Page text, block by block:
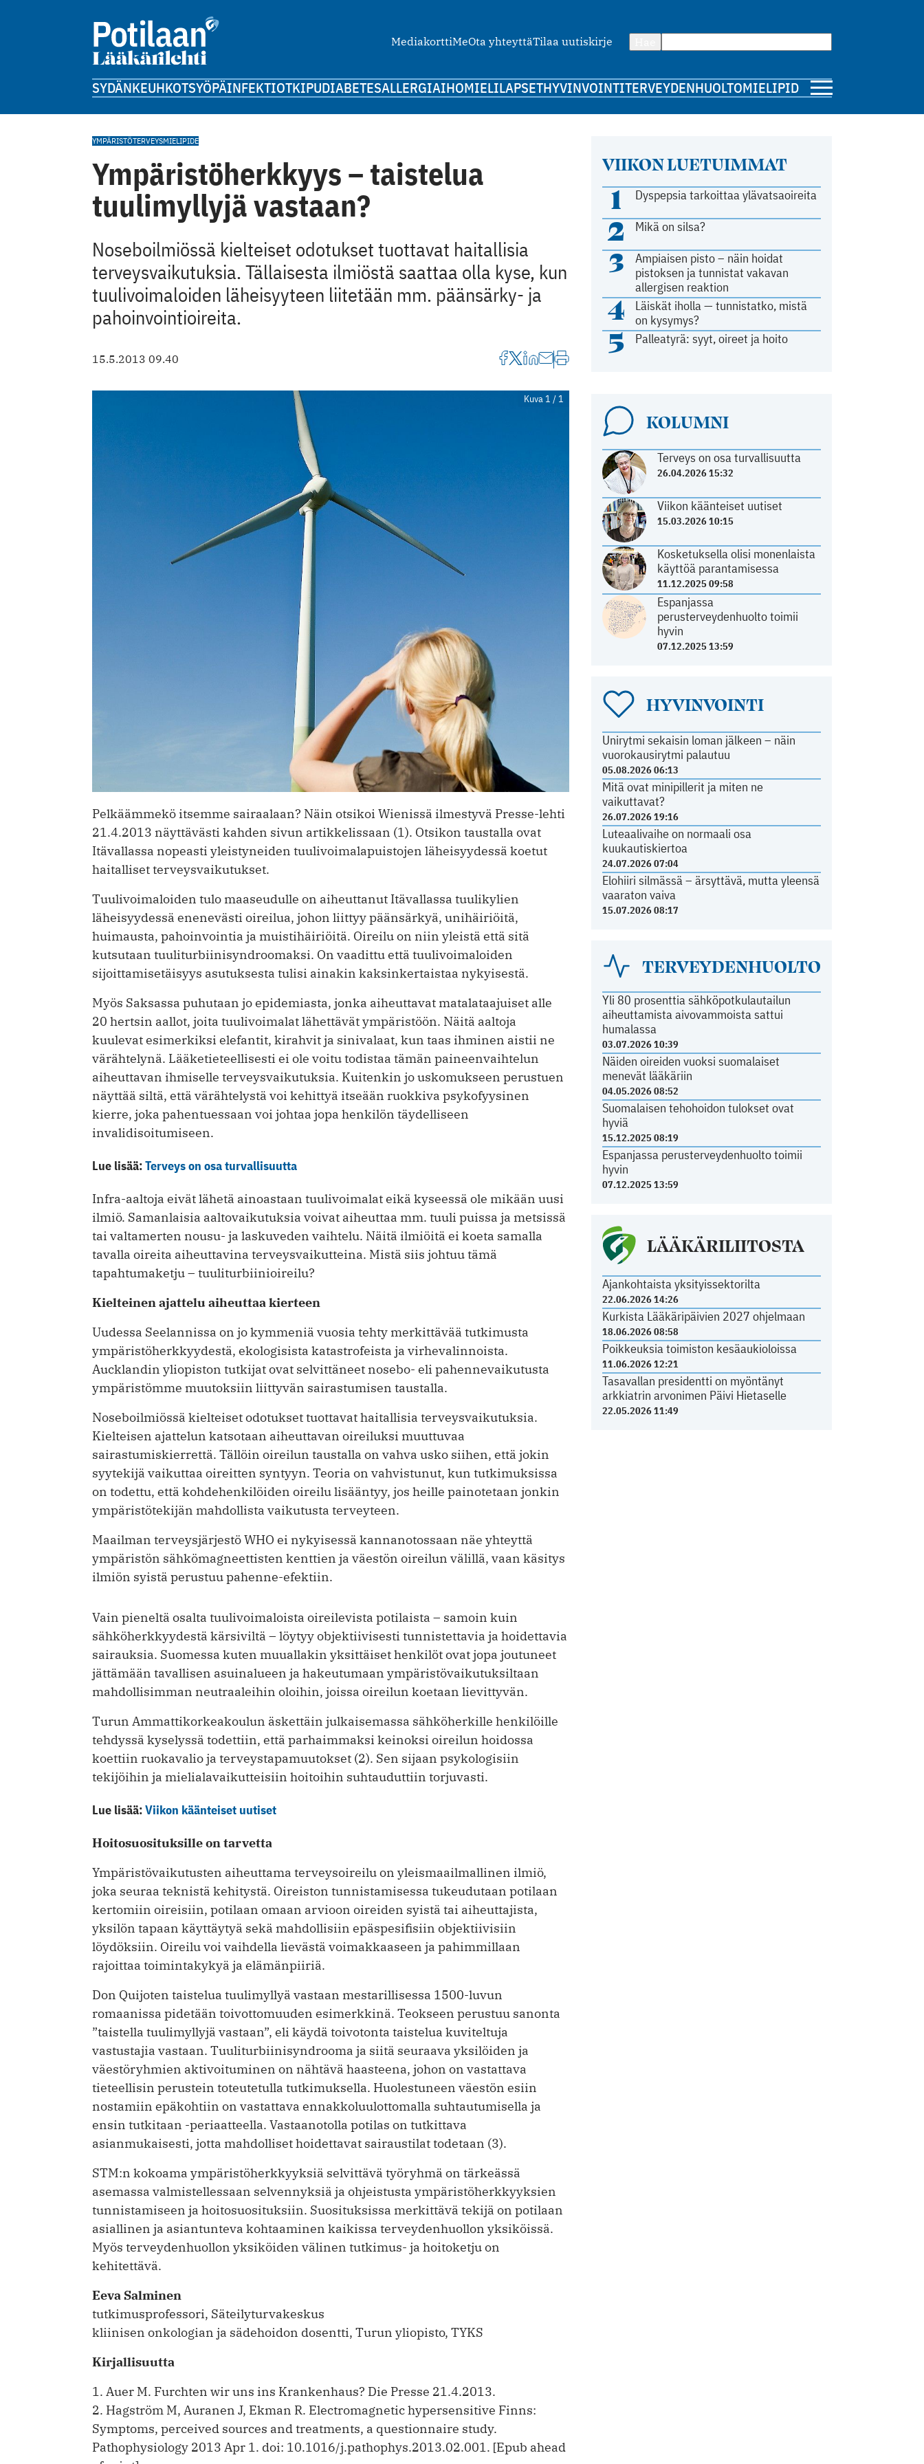
MediakorttiMeOta yhteyttäTilaa uutiskirje
SYDÄNKEUHKOTSYÖPÄINFEKTIOTKIPUDIABETESALLERGIAIHOMIELILAPSETHYVINVOINTITERVEYDENHUOLTOMIELIPIDE
VIIKON LUETUIMMAT
1 Dyspepsia tarkoittaa ylävatsaoireita
2 Mikä on silsa?
3
Ampiaisen pisto – näin hoidat
pistoksen ja tunnistat vakavan
allergisen reaktion
4
Läiskät iholla — tunnistatko, mistä
on kysymys?
5 Palleatyrä: syyt, oireet ja hoito
KOLUMNI
Terveys on osa turvallisuutta
26.04.2026 15:32
Viikon käänteiset uutiset
15.03.2026 10:15
Kosketuksella olisi monenlaista
käyttöä parantamisessa
11.12.2025 09:58
Espanjassa
perusterveydenhuolto toimii
hyvin
07.12.2025 13:59
HYVINVOINTI
Unirytmi sekaisin loman jälkeen – näin
vuorokausirytmi palautuu
05.08.2026 06:13
Mitä ovat minipillerit ja miten ne
vaikuttavat?
26.07.2026 19:16
Luteaalivaihe on normaali osa
kuukautiskiertoa
24.07.2026 07:04
Elohiiri silmässä – ärsyttävä, mutta yleensä
vaaraton vaiva
15.07.2026 08:17
TERVEYDENHUOLTO
Yli 80 prosenttia sähköpotkulautailun
aiheuttamista aivovammoista sattui
humalassa
03.07.2026 10:39
Näiden oireiden vuoksi suomalaiset
menevät lääkäriin
04.05.2026 08:52
Suomalaisen tehohoidon tulokset ovat
hyviä
15.12.2025 08:19
Espanjassa perusterveydenhuolto toimii
hyvin
07.12.2025 13:59
LÄÄKÄRILIITOSTA
Ajankohtaista yksityissektorilta
22.06.2026 14:26
Kurkista Lääkäripäivien 2027 ohjelmaan
18.06.2026 08:58
Poikkeuksia toimiston kesäaukioloissa
11.06.2026 12:21
Tasavallan presidentti on myöntänyt
arkkiatrin arvonimen Päivi Hietaselle
22.05.2026 11:49
YMPÄRISTÖTERVEYSMIELIPIDE
Ympäristöherkkyys – taistelua
tuulimyllyjä vastaan?
Noseboilmiössä kielteiset odotukset tuottavat haitallisia
terveys­vaikutuksia. Tällaisesta ilmiöstä saattaa olla kyse, kun
tuuli­voimaloiden läheisyyteen liitetään mm. päänsärky- ja
pahoin­vointioireita.
15.5.2013 09.40
Kuva 1 / 1
Pelkäämmekö itsemme sairaalaan? Näin otsikoi Wienissä ilmestyvä Presse-lehti
21.4.2013 näyttävästi kahden sivun artikkelissaan (1). Otsikon taustalla ovat
Itävallassa nopeasti yleistyneiden tuulivoimalapuistojen läheisyydessä ­koetut
haitalliset terveysvaikutukset.
Tuulivoimaloiden tulo maaseudulle on ai­heuttanut Itävallassa tuulikylien
läheisyydessä enenevästi oireilua, johon liittyy päänsärkyä, unihäiriöitä,
huimausta, pahoinvointia ja muistihäiriöitä. Oireilu on niin yleistä että sitä
kutsutaan tuuliturbiinisyndroomaksi. On vaadittu ­että tuulivoimaloiden
sijoittamisetäisyys asutuksesta tulisi ainakin kaksinkertaistaa nykyisestä.
Myös Saksassa puhutaan jo epidemiasta, jonka aiheuttavat matalataajuiset alle
20 hertsin aallot, joita tuulivoimalat lähettävät ympäristöön. Näitä aaltoja
kuulevat esimerkiksi elefantit, kirahvit ja sinivalaat, kun taas ihminen aistii ne
värähtelynä. Lääketieteellisesti ei ole voitu todistaa tämän paineenvaihtelun
aiheuttavan ihmiselle terveysvaikutuksia. Kuitenkin jo uskomukseen perustuen
näyttää siltä, että värähtelystä voi kehittyä itseään ruokkiva psykofyysinen
kierre, joka pahentuessaan voi johtaa jopa henkilön täydelliseen
invalidisoitumiseen.
Lue lisää:Terveys on osa turvallisuutta
Infra-aaltoja eivät lähetä ainoastaan tuulivoimalat eikä kyseessä ole mikään uusi
ilmiö. Samanlaisia aaltovaikutuksia voivat aiheuttaa mm. tuuli puissa ja metsissä
tai valtamerten nousu- ja laskuveden vaihtelu. Näitä ilmiöitä ei koeta samalla
tavalla oireita aiheuttavina terveysvaikutteina. Mistä siis johtuu tämä
tapahtumaketju – tuuliturbiinioireilu?
Kielteinen ajattelu aiheuttaa kierteen
Uudessa Seelannissa on jo kymmeniä vuosia tehty merkittävää tutkimusta
ympäristöherkkyydestä, ekologisista katastrofeista ja virhevalinnoista.
Aucklandin yliopiston tutkijat ovat selvittäneet nosebo- eli pahennevaikutusta
ympäristömme muutoksiin liittyvän sairastumisen taustalla.
Noseboilmiössä kielteiset odotukset tuottavat haitallisia terveysvaikutuksia.
Kielteisen ajattelun katsotaan aiheuttavan oireiluksi muuttuvaa
sairastumiskierrettä. Tällöin oireilun taustalla on vahva usko siihen, että jokin
syytekijä vaikuttaa oireitten syntyyn. Teoria on vahvistunut, kun tutkimuksissa
on todettu, että kohdehenkilöiden oireilu lisääntyy, jos heille painotetaan jonkin
ympäristötekijän mahdollista vaikutusta terveyteen.
Maailman terveysjärjestö WHO ei nykyisessä kannanotossaan näe yhteyttä
ympäristön sähkömagneettisten kenttien ja väestön oireilun välillä, vaan käsitys
ilmiön syistä perustuu pahenne-efektiin.
Vain pieneltä osalta tuulivoimaloista oireilevista potilaista – samoin kuin
sähköherkkyydestä kärsiviltä – löytyy objektiivisesti tunnistettavia ja hoidettavia
sairauksia. Suomessa kuten muuallakin yksittäiset henkilöt ovat jopa joutuneet
jättämään tavallisen asuinalueen ja hakeutumaan ympäristövaikutuksiltaan
mahdollisimman neutraaleihin oloihin, joissa oireilun koetaan lievittyvän.
Turun Ammattikorkeakoulun äskettäin julkaisemassa sähköherkille henkilöille
tehdyssä kyselyssä todettiin, että parhaimmaksi keinoksi oireilun hoidossa
koettiin ruokavalio ja terveystapamuutokset (2). Sen sijaan psykologisiin
tekijöihin ja mielialavaikutteisiin hoitoihin suhtauduttiin torjuvasti.
Lue lisää:Viikon käänteiset uutiset
Hoitosuosituksille on tarvetta
Ympäristövaikutusten aiheuttama terveysoireilu on yleismaailmallinen ilmiö,
joka seuraa teknistä kehitystä. Oireiston tunnistamisessa tukeudutaan potilaan
kertomiin oireisiin, potilaan omaan arvioon oireiden syistä tai aiheuttajista,
yksilön tapaan käyttäytyä sekä mahdollisiin epäspesifisiin objektiivisiin
löydöksiin. Oireilu voi vaihdella lievästä voimakkaaseen ja pahimmillaan
rajoittaa toimintakykyä ja elämänpiiriä.
Don Quijoten taistelua tuulimyllyä vastaan mestarillisessa 1500-luvun
romaanissa pidetään toivottomuuden esimerkkinä. Teokseen perustuu sanonta
”taistella tuulimyllyjä vastaan”, eli käydä toivotonta taistelua kuviteltuja
vastustajia vastaan. Tuuliturbiinisyndrooma ja siitä seuraava yksilöiden ja
väestöryhmien aktivoituminen on nähtävä haasteena, johon on vastattava
tieteellisin perustein toteutetulla tutkimuksella. Huolestuneen väestön esiin
nostamiin epäkohtiin on vastattava ennakkoluulottomalla suhtautumisella ja
ensin tutkitaan -periaatteella. Vastaanotolla potilas on tutkittava
asianmukaisesti, jotta mahdolliset hoidettavat sairaustilat todetaan (3).
STM:n kokoama ympäristöherkkyyksiä selvittävä työryhmä on tärkeässä
asemassa valmistellessaan selvennyksiä ja ohjeistusta ympäristö­herkkyyksien
tunnistamiseen ja hoitosuosituksiin. Suosituksissa merkittävä tekijä on potilaan
asiallinen ja asiantunteva kohtaaminen kaikissa terveydenhuollon yksiköissä.
Myös terveydenhuollon yksiköiden välinen tutkimus- ja hoitoketju on
kehitettävä.
Eeva Salminen
tutkimusprofessori, Säteilyturvakeskus
kliinisen onkologian ja sädehoidon dosentti, Turun yliopisto, TYKS
Kirjallisuutta
1. Auer M. Furchten wir uns ins Krankenhaus? Die Presse 21.4.2013.
2. Hagström M, Auranen J, Ekman R. Electromagnetic hypersensitive Finns:
Symptoms, perceived sources and treatments, a questionnaire study.
Pathophysiology 2013 Apr 1. doi: 10.1016/j.pathophys.2013.02.001. [Epub ahead